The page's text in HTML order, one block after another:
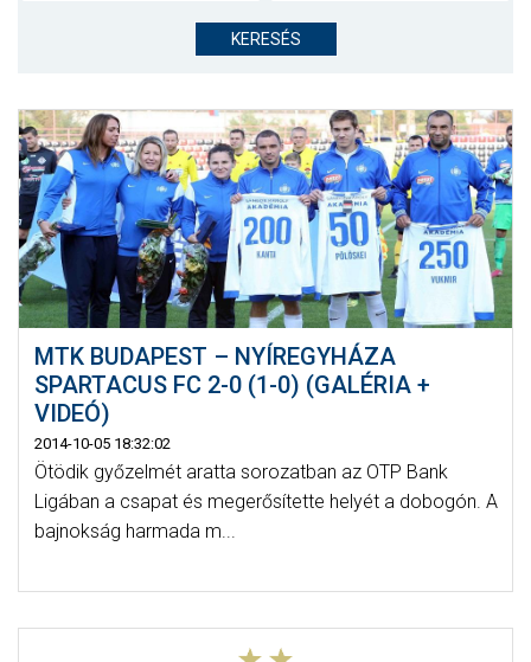
CSAPATOK
KLUB
GALÉRIA
SZURKOLÓI ÉLMÉNYEK
AKKREDITÁCIÓ
KERESÉS
MTK BUDAPEST – NYÍREGYHÁZA
SPARTACUS FC 2-0 (1-0) (GALÉRIA +
VIDEÓ)
2014-10-05 18:32:02
Ötödik győzelmét aratta sorozatban az OTP Bank
Ligában a csapat és megerősítette helyét a dobogón. A
bajnokság harmada m...